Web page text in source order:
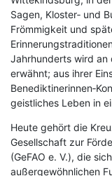
Sagen, Kloster‑ und
Frömmigkeit und
Jahrhunderts wird an
erwähnt; aus ihrer
geistliches Leben in
Heute gehört die
Gesellschaft zur
(GeFAO e. V.), die
außergewöhnlichen